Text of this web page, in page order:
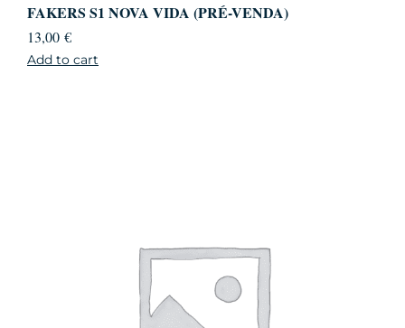
FAKERS S1 NOVA VIDA (PRÉ-VENDA)
13,00 €
Add to cart